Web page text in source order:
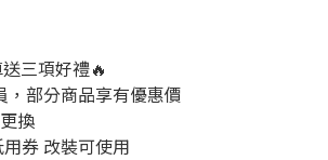
三項好禮🔥
，部分商品享有優惠價
換
券 改裝可使用